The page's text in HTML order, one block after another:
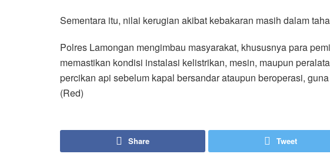
Sementara itu, nilai kerugian akibat kebakaran masih dalam
Polres Lamongan mengimbau masyarakat, khususnya para
memastikan kondisi instalasi kelistrikan, mesin, maupun
percikan api sebelum kapal bersandar ataupun beroperasi,
(Red)
Share Tweet